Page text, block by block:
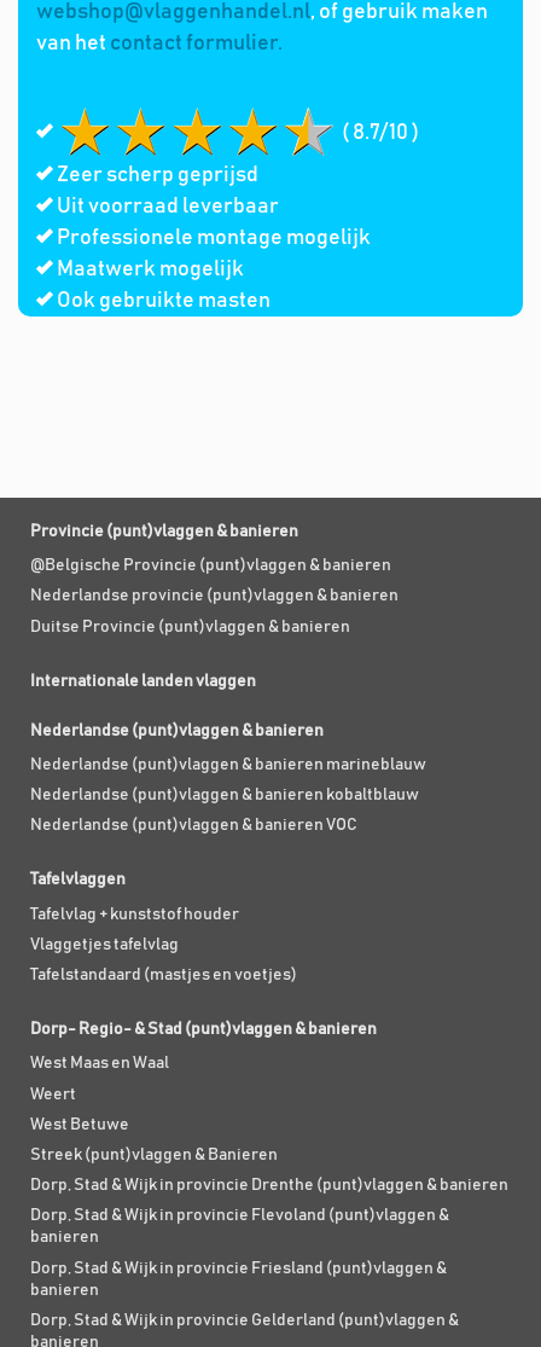
webshop@vlaggenhandel.nl, of gebruik maken
van het contact formulier.
( 8.7/10 )
Zeer scherp geprijsd
Uit voorraad leverbaar
Professionele montage mogelijk
Maatwerk mogelijk
Ook gebruikte masten
Provincie (punt)vlaggen & banieren
@Belgische Provincie (punt)vlaggen & banieren
Nederlandse provincie (punt)vlaggen & banieren
Duitse Provincie (punt)vlaggen & banieren
Internationale landen vlaggen
Nederlandse (punt)vlaggen & banieren
Nederlandse (punt)vlaggen & banieren marineblauw
Nederlandse (punt)vlaggen & banieren kobaltblauw
Nederlandse (punt)vlaggen & banieren VOC
Tafelvlaggen
Tafelvlag + kunststof houder
Vlaggetjes tafelvlag
Tafelstandaard (mastjes en voetjes)
Dorp- Regio- & Stad (punt)vlaggen & banieren
West Maas en Waal
Weert
West Betuwe
Streek (punt)vlaggen & Banieren
Dorp, Stad & Wijk in provincie Drenthe (punt)vlaggen & banieren
Dorp, Stad & Wijk in provincie Flevoland (punt)vlaggen &
banieren
Dorp, Stad & Wijk in provincie Friesland (punt)vlaggen &
banieren
Dorp, Stad & Wijk in provincie Gelderland (punt)vlaggen &
banieren